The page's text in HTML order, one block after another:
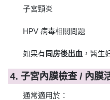
子宮頸炎
HPV 病毒相關問題
如果有 同房後出血 ，醫生
4. 子宮內膜檢查 / 內膜
通常適用於：